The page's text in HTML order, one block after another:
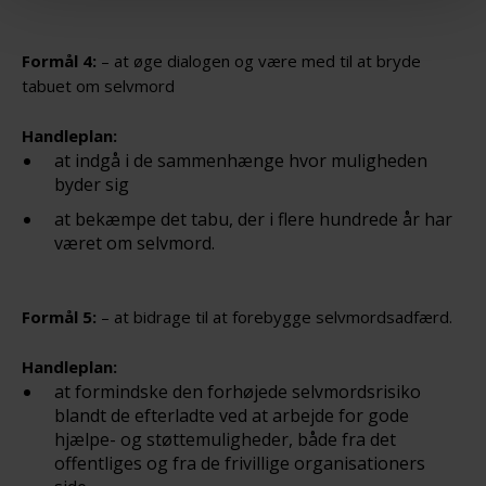
Formål 4: – at øge dialogen og være med til at bryde
tabuet om selvmord
Handleplan:
at indgå i de sammenhænge hvor muligheden
byder sig
at bekæmpe det tabu, der i flere hundrede år har
været om selvmord.
Formål 5: – at bidrage til at forebygge selvmordsadfærd.
Handleplan:
at formindske den forhøjede selvmordsrisiko
blandt de efterladte ved at arbejde for gode
hjælpe- og støttemuligheder, både fra det
offentliges og fra de frivillige organisationers